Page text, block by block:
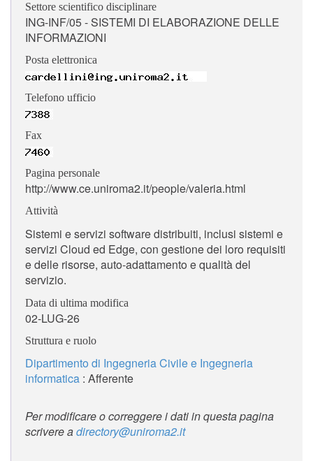
Settore scientifico disciplinare
ING-INF/05 - SISTEMI DI ELABORAZIONE DELLE
INFORMAZIONI
Posta elettronica
Telefono ufficio
Fax
Pagina personale
http://www.ce.uniroma2.it/people/valeria.html
Attività
Sistemi e servizi software distribuiti, inclusi sistemi e
servizi Cloud ed Edge, con gestione dei loro requisiti
e delle risorse, auto-adattamento e qualità del
servizio.
Data di ultima modifica
02-LUG-26
Struttura e ruolo
Dipartimento di Ingegneria Civile e Ingegneria
informatica : Afferente
Per modificare o correggere i dati in questa pagina
scrivere adirectory@uniroma2.it